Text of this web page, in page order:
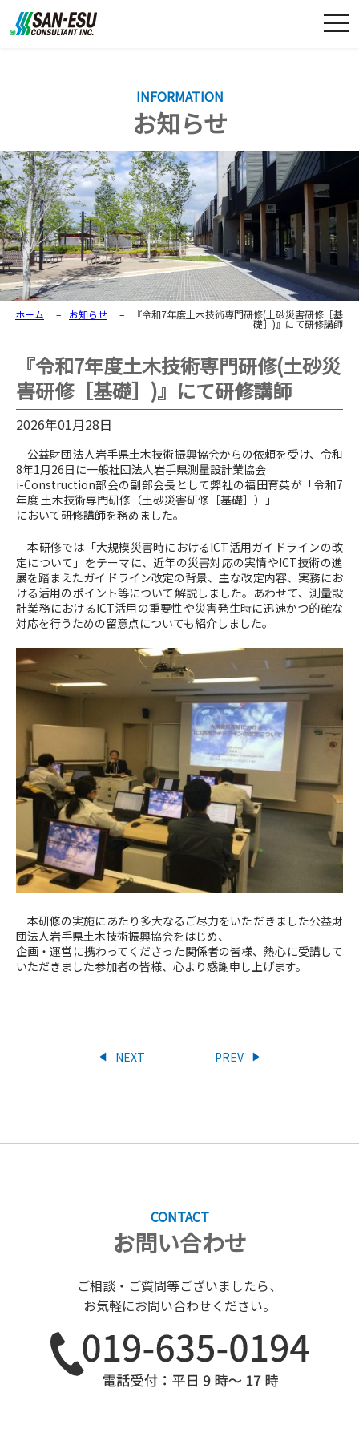
INFORMATION
お知らせ
ホーム – お知らせ – 『令和7年度土木技術専門研修(土砂災害研修［基
礎］)』にて研修講師
『令和7年度土木技術専門研修(土砂災
害研修［基礎］)』にて研修講師
2026年01月28日
公益財団法人岩手県土木技術振興協会からの依頼を受け、令和
8年1月26日に一般社団法人岩手県測量設計業協会
i-Construction部会の副部会長として弊社の福田育英が「令和7
年度 土木技術専門研修（土砂災害研修［基礎］）」
において研修講師を務めました。
本研修では「大規模災害時におけるICT活用ガイドラインの改
定について」をテーマに、近年の災害対応の実情やICT技術の進
展を踏まえたガイドライン改定の背景、主な改定内容、実務にお
ける活用のポイント等について解説しました。あわせて、測量設
計業務におけるICT活用の重要性や災害発生時に迅速かつ的確な
対応を行うための留意点についても紹介しました。
本研修の実施にあたり多大なるご尽力をいただきました公益財
団法人岩手県土木技術振興協会をはじめ、
企画・運営に携わってくださった関係者の皆様、熱心に受講して
いただきました参加者の皆様、心より感謝申し上げます。
PREV
NEXT
CONTACT
お問い合わせ
ご相談・ご質問等ございましたら、
お気軽にお問い合わせください。